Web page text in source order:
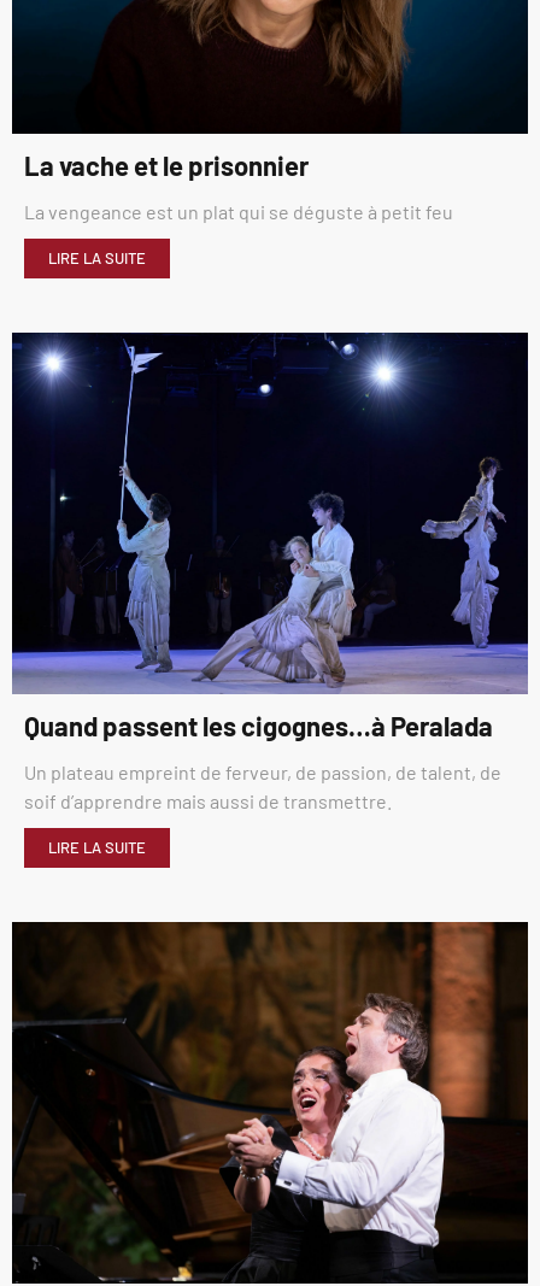
La vache et le prisonnier
La vengeance est un plat qui se déguste à petit feu
LIRE LA SUITE
Quand passent les cigognes…à Peralada
Un plateau empreint de ferveur, de passion, de talent, de
soif d’apprendre mais aussi de transmettre.
LIRE LA SUITE